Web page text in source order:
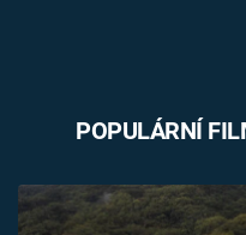
POPULÁRNÍ